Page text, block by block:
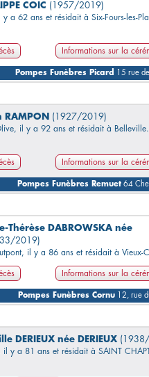
COIC (1957/2019)
y a 62 ans et résidait à Six-Fours-les-
Informations sur la
Pompes Funèbres Picard 15 rue
RAMPON (1927/2019)
il y a 92 ans et résidait à Belleville.
Informations sur la
Pompes Funèbres Remuet64
Thérèse DABROWSKA née
2019)
il y a 86 ans et résidait à Vieux-
Informations sur la
Pompes Funèbres Cornu12, rue
DERIEUX née DERIEUX
il y a 81 ans et résidait à SAINT